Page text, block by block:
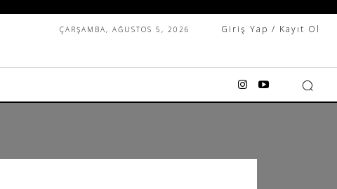
ÇARŞAMBA, AĞUSTOS 5, 2026 Giriş Yap / Kayıt Ol